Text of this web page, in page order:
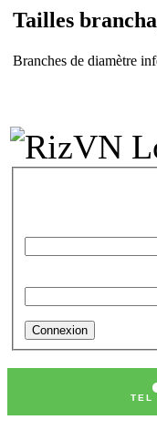
Tailles
Branches de diamètre